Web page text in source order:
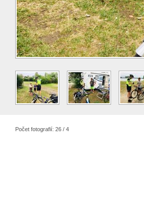
Počet fotografií: 26 / 4